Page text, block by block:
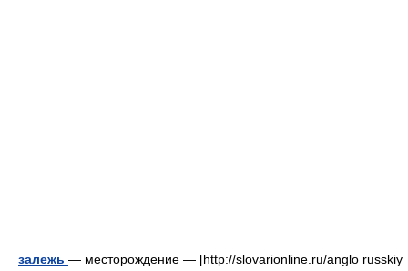
залежь — месторождение — [http://slovarionline.ru/anglo russkiy